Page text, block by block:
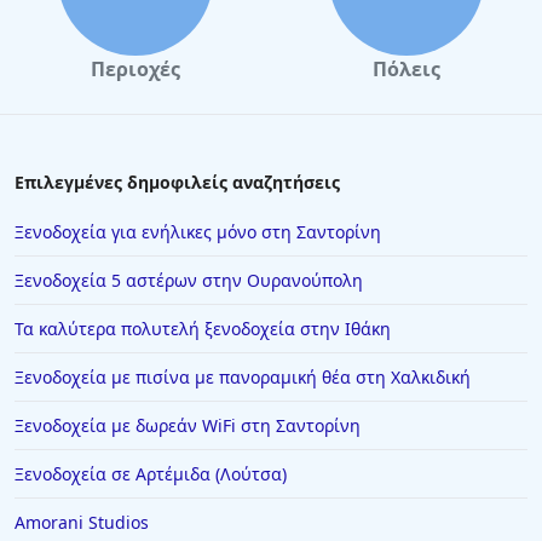
Περιοχές Πόλεις
Επιλεγμένες δημοφιλείς αναζητήσεις
Ξενοδοχεία για ενήλικες μόνο στη Σαντορίνη
Ξενοδοχεία 5 αστέρων στην Ουρανούπολη
Τα καλύτερα πολυτελή ξενοδοχεία στην Ιθάκη
Ξενοδοχεία με πισίνα με πανοραμική θέα στη Χαλκιδική
Ξενοδοχεία με δωρεάν WiFi στη Σαντορίνη
Ξενοδοχεία σε Αρτέμιδα (Λούτσα)
Amorani Studios